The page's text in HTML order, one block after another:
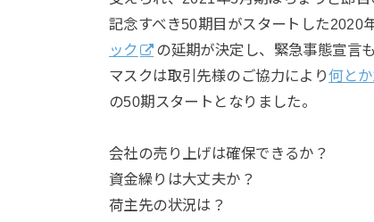
記念すべき50期目がスタートした2020
ック
の延期が決定し、緊急事態宣言
マスクは取引先様のご協力により何と
の50期スタートとなりました。
会社の売り上げは確保できるか？
資金繰りは大丈夫か？
荷主先の状況は？